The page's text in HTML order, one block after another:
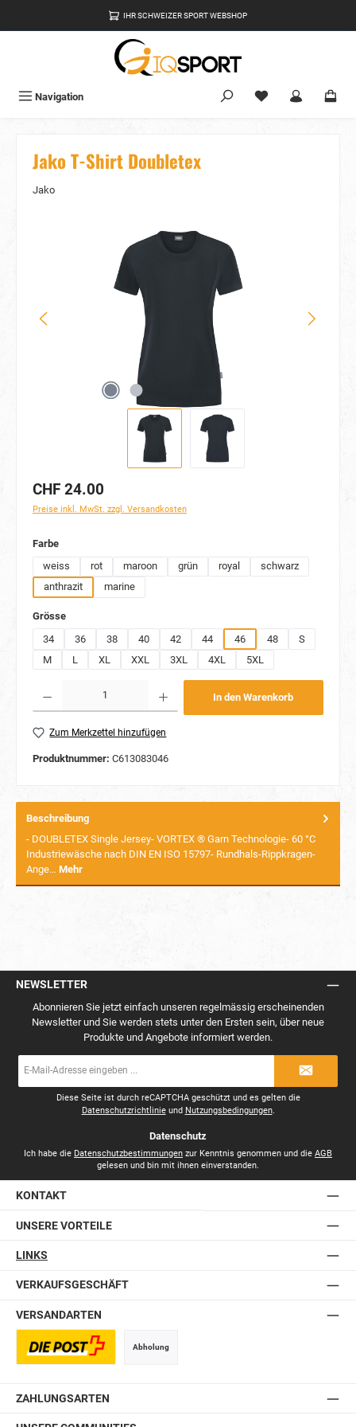
IHR SCHWEIZER SPORT WEBSHOP
Navigation Du hast 0
Jako T-Shirt Doubletex
Jako
Bildergalerie überspringen
CHF 24.00
Preise inkl. MwSt. zzgl. Versandkosten
Farbeauswählen
weiss
rot maroon grün royal
schwarz
anthrazit
marine
Grösseauswählen
34
36 38 40 42 44 46 48
S
M
L XL XXL 3XL 4XL 5XL
In den Warenkorb
Zum Merkzettel hinzufügen
Produktnummer: C613083046
Beschreibung
- DOUBLETEX Single Jersey- VORTEX ® Garn Technologie- 60 °C
Industriewäsche nach DIN EN ISO 15797- Rundhals-Rippkragen-
Ange… Mehr
NEWSLETTER
Abonnieren Sie jetzt einfach unseren regelmässig erscheinenden
Newsletter und Sie werden stets unter den Ersten sein, über neue
Produkte und Angebote informiert werden.
Mail-
Diese Seite ist durch reCAPTCHA geschützt und es gelten die
Datenschutzrichtlinieund Nutzungsbedingungen.
Datenschutz
Ich habe die Datenschutzbestimmungen zur Kenntnis genommen und die AGB
gelesen und bin mit ihnen einverstanden.
KONTAKT
UNSERE VORTEILE
LINKS
VERKAUFSGESCHÄFT
VERSANDARTEN
Abholung
ZAHLUNGSARTEN